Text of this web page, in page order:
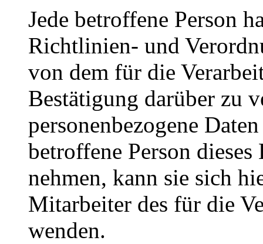
Jede betroffene Person
Richtlinien- und
von dem für die
Bestätigung darüber zu
personenbezogene
betroffene Person
nehmen, kann sie sich
Mitarbeiter des für die
wenden.